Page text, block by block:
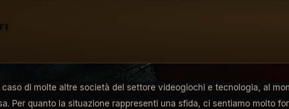
al nuovo aggiornamento trimestrale di Diablo IV! Siamo
di molte altre società del settore videogiochi e tecnologia, al
Per quanto la situazione rappresenti una sfida, ci sentiamo molto